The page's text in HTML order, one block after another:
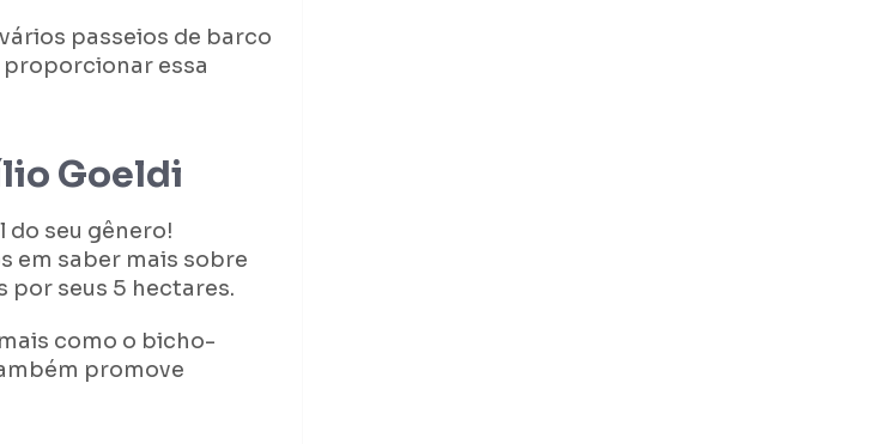
passeios de barco
proporcionar essa
Goeldi
do seu gênero!
em saber mais sobre
por seus 5 hectares.
como o bicho-
promove